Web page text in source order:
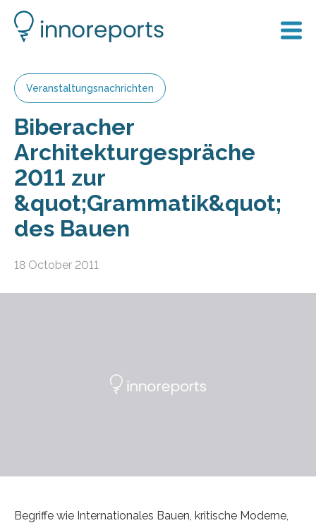
Veranstaltungsnachrichten
Biberacher
Architekturgespräche
2011 zur
&quot;Grammatik&quot;
des Bauen
18 October 2011
Begriffe wie Internationales Bauen, kritische Moderne,